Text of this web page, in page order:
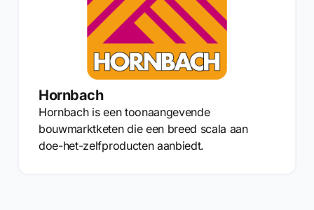
Hornbach
Hornbach is een toonaangevende
bouwmarktketen die een breed scala aan
doe-het-zelfproducten aanbiedt.